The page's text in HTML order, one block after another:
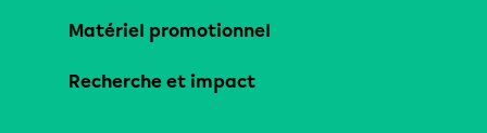
Matériel promotionnel
Recherche et impact